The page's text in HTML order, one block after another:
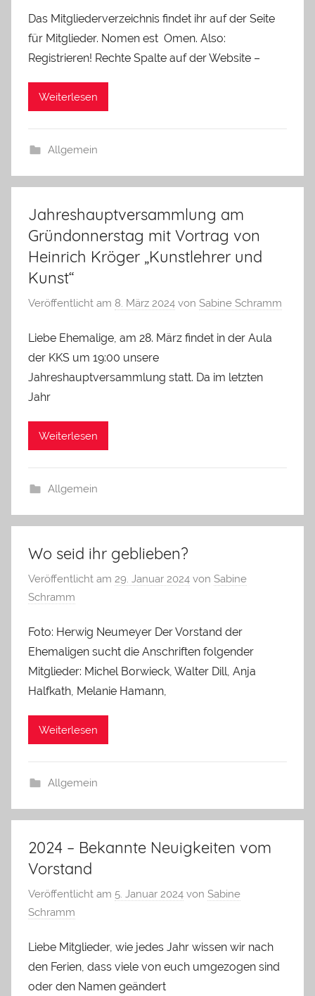
Das Mitgliederverzeichnis findet ihr auf der Seite
für Mitglieder. Nomen est Omen. Also:
Registrieren! Rechte Spalte auf der Website –
Weiterlesen
Allgemein
Jahreshauptversammlung am
Gründonnerstag mit Vortrag von
Heinrich Kröger „Kunstlehrer und
Kunst“
Veröffentlicht am 8. März 2024 von Sabine Schramm
Liebe Ehemalige, am 28. März findet in der Aula
der KKS um 19:00 unsere
Jahreshauptversammlung statt. Da im letzten
Jahr
Weiterlesen
Allgemein
Wo seid ihr geblieben?
Veröffentlicht am 29. Januar 2024 von Sabine
Schramm
Foto: Herwig Neumeyer Der Vorstand der
Ehemaligen sucht die Anschriften folgender
Mitglieder: Michel Borwieck, Walter Dill, Anja
Halfkath, Melanie Hamann,
Weiterlesen
Allgemein
2024 – Bekannte Neuigkeiten vom
Vorstand
Veröffentlicht am 5. Januar 2024 von Sabine
Schramm
Liebe Mitglieder, wie jedes Jahr wissen wir nach
den Ferien, dass viele von euch umgezogen sind
oder den Namen geändert